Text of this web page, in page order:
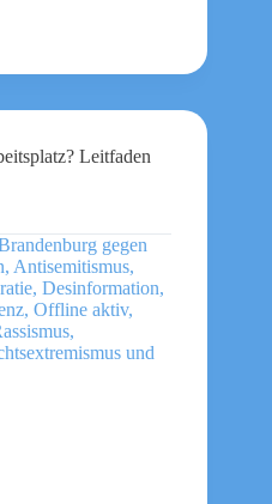
Leitfaden
gegen
, Antisemitismus,
, Desinformation,
, Offline aktiv,
,
und